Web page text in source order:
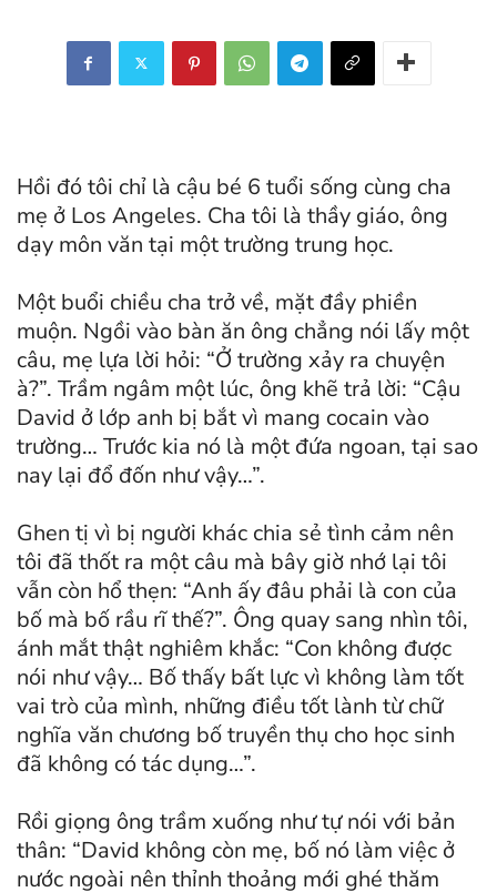
Hồi đó tôi chỉ là cậu bé 6 tuổi sống cùng cha
mẹ ở Los Angeles. Cha tôi là thầy giáo, ông
dạy môn văn tại một trường trung học.
Một buổi chiều cha trở về, mặt đầy phiền
muộn. Ngồi vào bàn ăn ông chẳng nói lấy một
câu, mẹ lựa lời hỏi: “Ở trường xảy ra chuyện
à?”. Trầm ngâm một lúc, ông khẽ trả lời: “Cậu
David ở lớp anh bị bắt vì mang cocain vào
trường… Trước kia nó là một đứa ngoan, tại sao
nay lại đổ đốn như vậy…”.
Ghen tị vì bị người khác chia sẻ tình cảm nên
tôi đã thốt ra một câu mà bây giờ nhớ lại tôi
vẫn còn hổ thẹn: “Anh ấy đâu phải là con của
bố mà bố rầu rĩ thế?”. Ông quay sang nhìn tôi,
ánh mắt thật nghiêm khắc: “Con không được
nói như vậy… Bố thấy bất lực vì không làm tốt
vai trò của mình, những điều tốt lành từ chữ
nghĩa văn chương bố truyền thụ cho học sinh
đã không có tác dụng…”.
Rồi giọng ông trầm xuống như tự nói với bản
thân: “David không còn mẹ, bố nó làm việc ở
nước ngoài nên thỉnh thoảng mới ghé thăm